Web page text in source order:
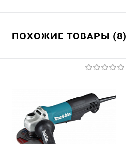
ПОХОЖИЕ ТОВАРЫ (8)